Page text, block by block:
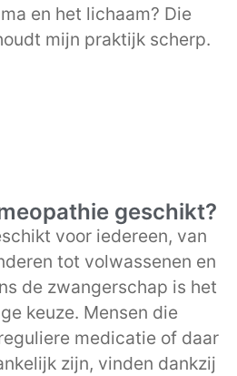
en het lichaam? Die
mijn praktijk scherp.
geschikt?
voor iedereen, van
tot volwassenen en
de zwangerschap is het
keuze. Mensen die
medicatie of daar
zijn, vinden dankzij